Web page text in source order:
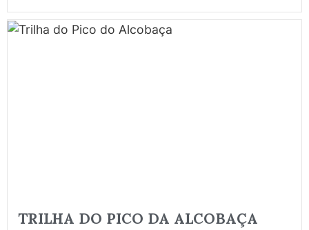
TRILHA DO PICO DA ALCOBAÇA